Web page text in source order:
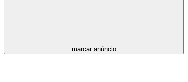
marcar anúncio